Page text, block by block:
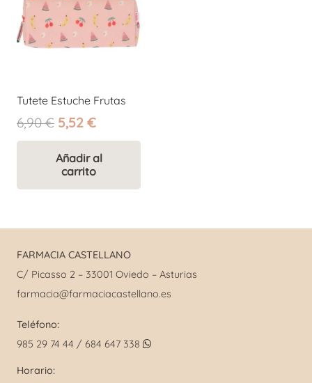
Tutete Estuche Frutas
6,90€ El
precio
original
era:
6,90 €.
5,52 €El
precio
actual
es:
5,52 €.
Añadir al
carrito
FARMACIA CASTELLANO
C/ Picasso 2 – 33001 Oviedo – Asturias
farmacia@farmaciacastellano.es
Teléfono:
985 29 74 44 / 684 647 338
Horario: